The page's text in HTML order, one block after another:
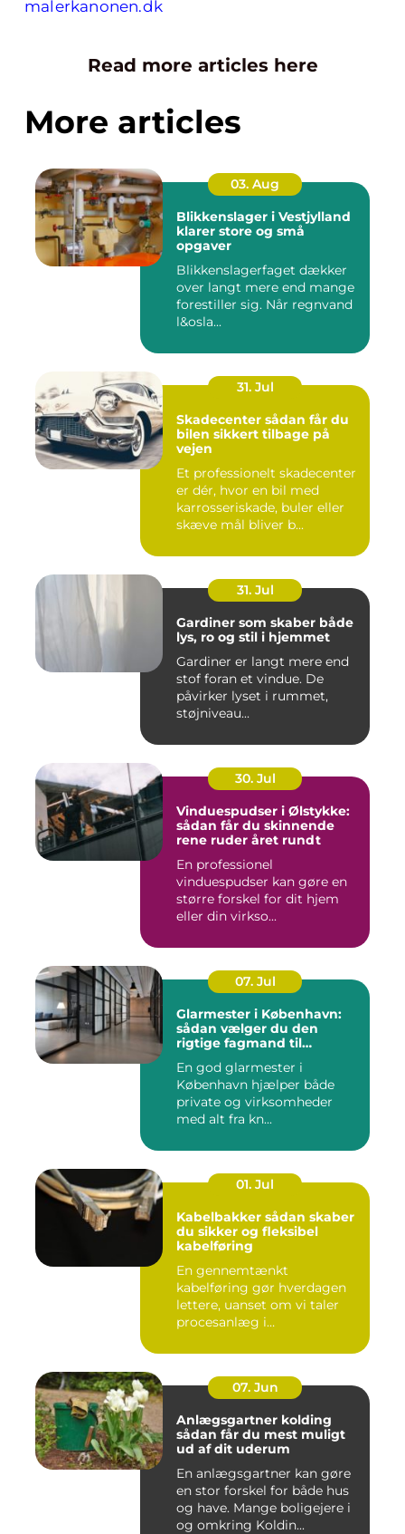
malerkanonen.dk
Read more articles here
More articles
03. Aug
Blikkenslager i Vestjylland
klarer store og små
opgaver
Blikkenslagerfaget dækker
over langt mere end mange
forestiller sig. Når regnvand
l&osla...
31. Jul
Skadecenter sådan får du
bilen sikkert tilbage på
vejen
Et professionelt skadecenter
er dér, hvor en bil med
karrosseriskade, buler eller
skæve mål bliver b...
31. Jul
Gardiner som skaber både
lys, ro og stil i hjemmet
Gardiner er langt mere end
stof foran et vindue. De
påvirker lyset i rummet,
støjniveau...
30. Jul
Vinduespudser i Ølstykke:
sådan får du skinnende
rene ruder året rundt
En professionel
vinduespudser kan gøre en
større forskel for dit hjem
eller din virkso...
07. Jul
Glarmester i København:
sådan vælger du den
rigtige fagmand til
En god glarmester i
København hjælper både
private og virksomheder
med alt fra kn...
01. Jul
Kabelbakker sådan skaber
du sikker og fleksibel
kabelføring
En gennemtænkt
kabelføring gør hverdagen
lettere, uanset om vi taler
procesanlæg i
07. Jun
Anlægsgartner kolding
sådan får du mest muligt
ud af dit uderum
En anlægsgartner kan gøre
en stor forskel for både hus
og have. Mange boligejere i
og omkring Koldin...